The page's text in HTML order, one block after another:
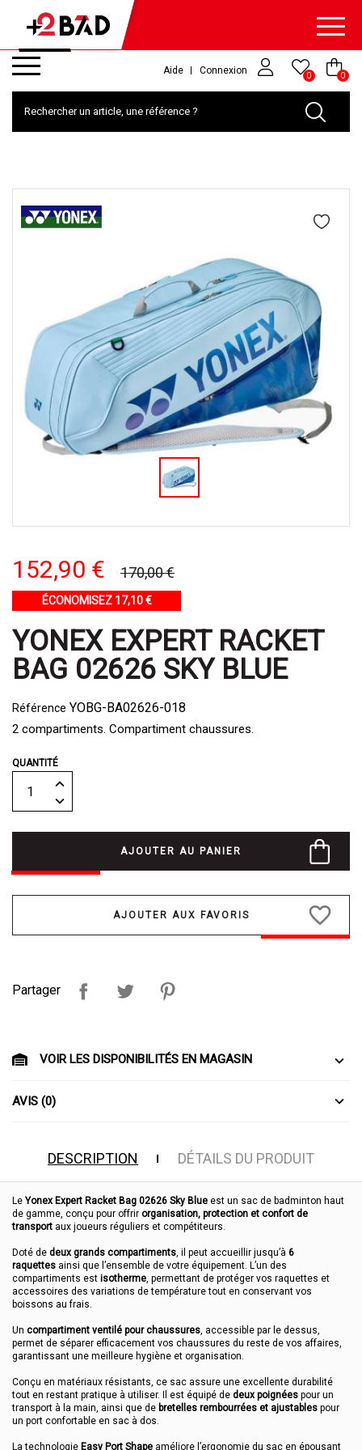
Aide Connexion 0 0
152,90 € 170,00 €
ÉCONOMISEZ 17,10 €
YONEX EXPERT RACKET
BAG 02626 SKY BLUE
Référence YOBG-BA02626-018
2 compartiments. Compartiment chaussures.
QUANTITÉ
AJOUTER AU PANIER
favorite_border
Partager
VOIR LES DISPONIBILITÉS EN MAGASIN
AVIS (0)
DESCRIPTION DÉTAILS DU PRODUIT
Le Yonex Expert Racket Bag 02626 Sky Blue est un sac de badminton haut
de gamme, conçu pour offrir organisation, protection et confort de
transport aux joueurs réguliers et compétiteurs.
Doté de deux grands compartiments, il peut accueillir jusqu’à 6
raquettes ainsi que l’ensemble de votre équipement. L’un des
compartiments est isotherme, permettant de protéger vos raquettes et
accessoires des variations de température tout en conservant vos
boissons au frais.
Un compartiment ventilé pour chaussures, accessible par le dessus,
permet de séparer efficacement vos chaussures du reste de vos affaires,
garantissant une meilleure hygiène et organisation.
Conçu en matériaux résistants, ce sac assure une excellente durabilité
tout en restant pratique à utiliser. Il est équipé de deux poignées pour un
transport à la main, ainsi que de bretelles rembourrées et ajustables pour
un port confortable en sac à dos.
La technologie Easy Port Shape améliore l’ergonomie du sac en épousant